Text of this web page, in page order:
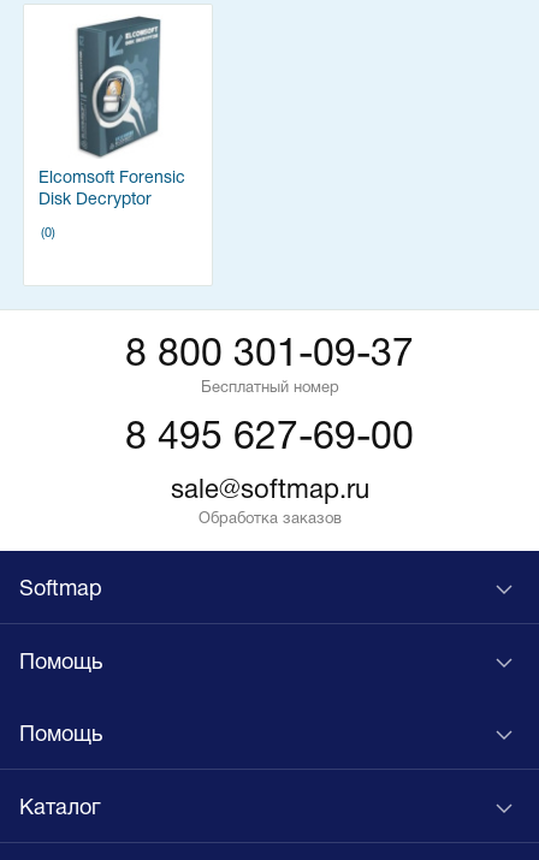
Elcomsoft Forensic
Disk Decryptor
(0)
8 800 301-09-37
Бесплатный номер
8 495 627-69-00
sale@softmap.ru
Обработка заказов
Softmap
Помощь
Помощь
Каталог